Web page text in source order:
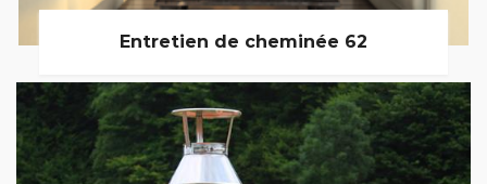
Entretien de cheminée 62